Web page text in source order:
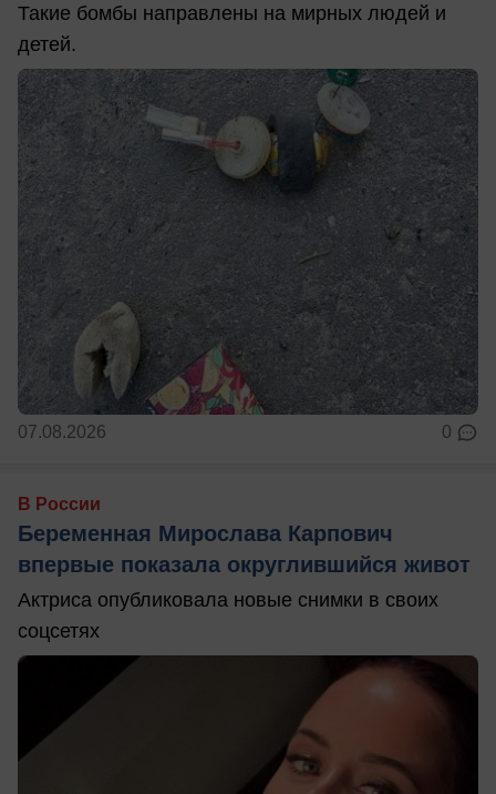
Такие бомбы направлены на мирных людей и
детей.
07.08.2026 0
В России
Беременная Мирослава Карпович
впервые показала округлившийся живот
Актриса опубликовала новые снимки в своих
соцсетях